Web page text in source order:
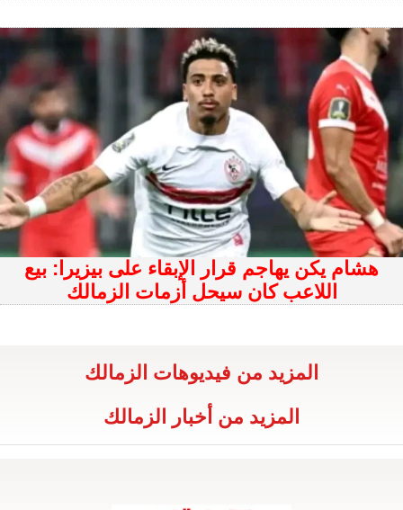
هشام يكن يهاجم قرار الإبقاء على بيزيرا: بيع
اللاعب كان سيحل أزمات الزمالك
المزيد من فيديوهات الزمالك
المزيد من أخبار الزمالك